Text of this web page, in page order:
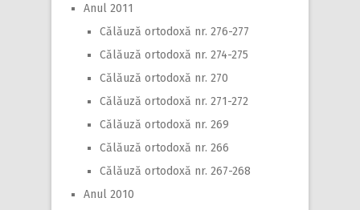
Anul 2011
Călăuză ortodoxă nr. 276-277
Călăuză ortodoxă nr. 274-275
Călăuză ortodoxă nr. 270
Călăuză ortodoxă nr. 271-272
Călăuză ortodoxă nr. 269
Călăuză ortodoxă nr. 266
Călăuză ortodoxă nr. 267-268
Anul 2010